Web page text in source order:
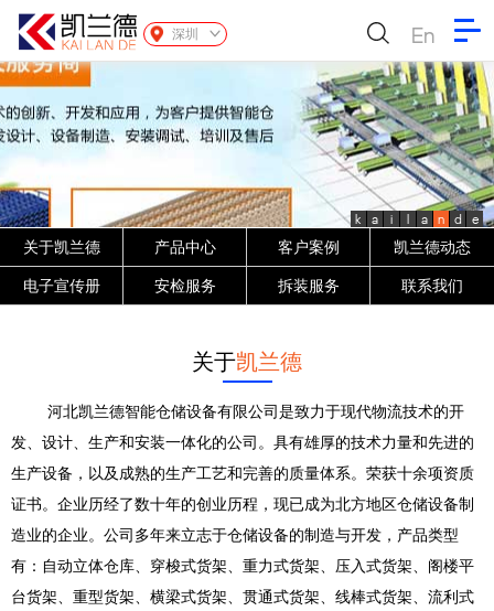
深圳 En
k a i l a n d e
关于凯兰德 产品中心 客户案例 凯兰德动态
电子宣传册 安检服务 拆装服务 联系我们
关于凯兰德
河北凯兰德智能仓储设备有限公司是致力于现代物流技术的开
发、设计、生产和安装一体化的公司。具有雄厚的技术力量和先进的
生产设备，以及成熟的生产工艺和完善的质量体系。荣获十余项资质
证书。企业历经了数十年的创业历程，现已成为北方地区仓储设备制
造业的企业。公司多年来立志于仓储设备的制造与开发，产品类型
有：自动立体仓库、穿梭式货架、重力式货架、压入式货架、阁楼平
台货架、重型货架、横梁式货架、贯通式货架、线棒式货架、流利式